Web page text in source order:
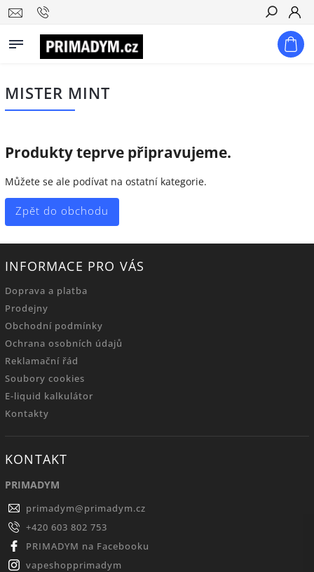
Hledat
MISTER MINT
Produkty teprve připravujeme.
Můžete se ale podívat na ostatní kategorie.
Zpět do obchodu
INFORMACE PRO VÁS
Doprava a platba
Prodejny
Obchodní podmínky
Ochrana osobních údajů
Reklamační řád
Soubory cookies
E-liquid kalkulátor
Kontakty
KONTAKT
PRIMADYM
primadym@primadym.cz
+420 603 802 753
PRIMADYM na Facebooku
vapeshopprimadym